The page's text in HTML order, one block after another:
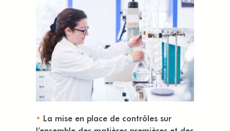
• La mise en place de contrôles sur